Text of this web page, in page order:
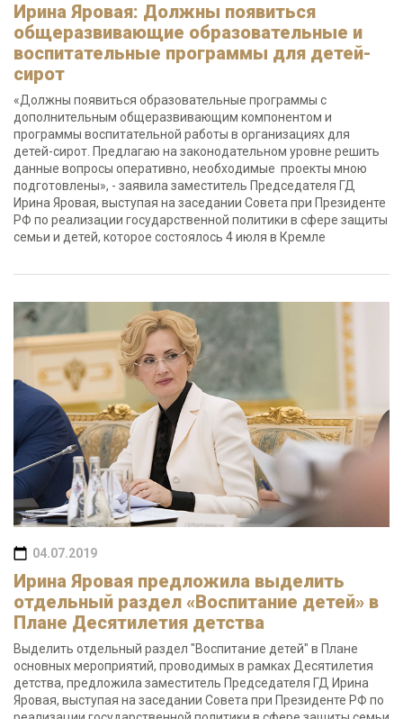
Ирина Яровая: Должны появиться
общеразвивающие образовательные и
воспитательные программы для детей-
сирот
«Должны появиться образовательные программы с
дополнительным общеразвивающим компонентом и
программы воспитательной работы в организациях для
детей-сирот. Предлагаю на законодательном уровне решить
данные вопросы оперативно, необходимые проекты мною
подготовлены», - заявила заместитель Председателя ГД
Ирина Яровая, выступая на заседании Совета при Президенте
РФ по реализации государственной политики в сфере защиты
семьи и детей, которое состоялось 4 июля в Кремле
04.07.2019
Ирина Яровая предложила выделить
отдельный раздел «Воспитание детей» в
Плане Десятилетия детства
Выделить отдельный раздел "Воспитание детей" в Плане
основных мероприятий, проводимых в рамках Десятилетия
детства, предложила заместитель Председателя ГД Ирина
Яровая, выступая на заседании Совета при Президенте РФ по